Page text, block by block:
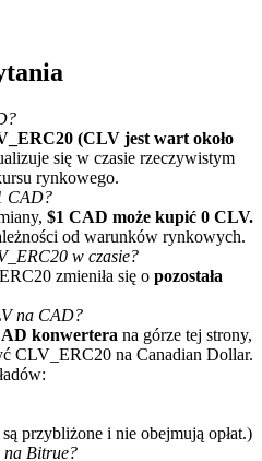
nagrody pieniężne
(CLV jest wart około
się w czasie rzeczywistym
rynkowego.
CAD?
$1 CAD może kupić 0 CLV.
od warunków rynkowych.
w czasie?
zmieniła się o pozostała
na CAD?
konwertera na górze tej strony,
CLV_ERC20 na Canadian Dollar.
przybliżone i nie obejmują opłat.)
na Bitrue?